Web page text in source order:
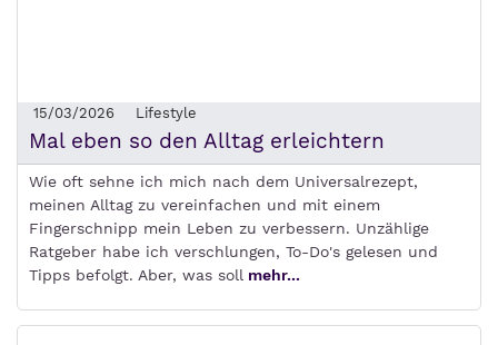
15/03/2026 Lifestyle
Mal eben so den Alltag erleichtern
Wie oft sehne ich mich nach dem Universalrezept,
meinen Alltag zu vereinfachen und mit einem
Fingerschnipp mein Leben zu verbessern. Unzählige
Ratgeber habe ich verschlungen, To-Do's gelesen und
Tipps befolgt. Aber, was soll mehr...